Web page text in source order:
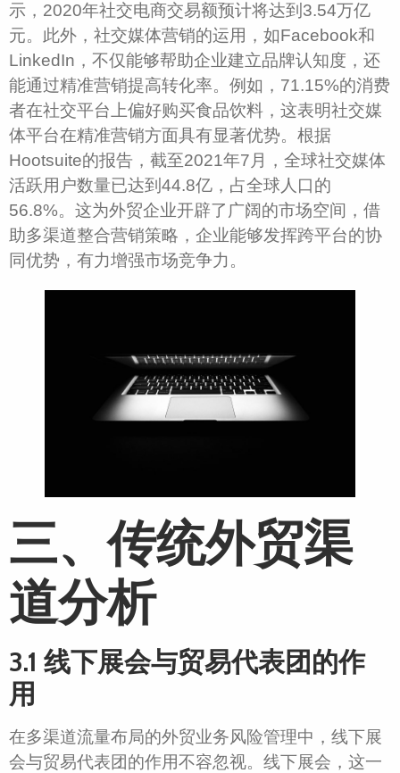
示，2020年社交电商交易额预计将达到3.54万亿
元。此外，社交媒体营销的运用，如Facebook和
LinkedIn，不仅能够帮助企业建立品牌认知度，还
能通过精准营销提高转化率。例如，71.15%的消费
者在社交平台上偏好购买食品饮料，这表明社交媒
体平台在精准营销方面具有显著优势。根据
Hootsuite的报告，截至2021年7月，全球社交媒体
活跃用户数量已达到44.8亿，占全球人口的
56.8%。这为外贸企业开辟了广阔的市场空间，借
助多渠道整合营销策略，企业能够发挥跨平台的协
同优势，有力增强市场竞争力。
三、传统外贸渠
道分析
3.1 线下展会与贸易代表团的作
用
在多渠道流量布局的外贸业务风险管理中，线下展
会与贸易代表团的作用不容忽视。线下展会，这一